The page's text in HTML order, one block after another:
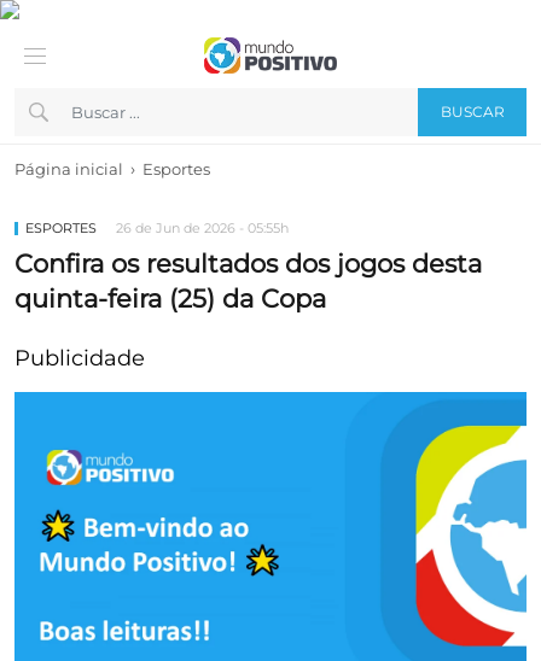
BUSCAR
Página inicial › Esportes
ESPORTES 26 de Jun de 2026 - 05:55h
Confira os resultados dos jogos desta
quinta-feira (25) da Copa
Publicidade